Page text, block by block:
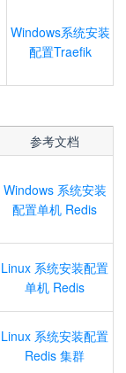
Windows系统安装
配置Traefik
参考文档
Windows 系统安装
配置单机 Redis
Linux 系统安装配置
单机 Redis
Linux 系统安装配置
Redis 集群